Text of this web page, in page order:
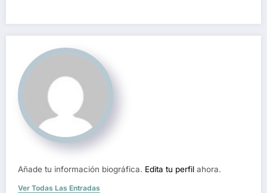
Añade tu información biográfica. Edita tu perfil ahora.
Ver Todas Las Entradas